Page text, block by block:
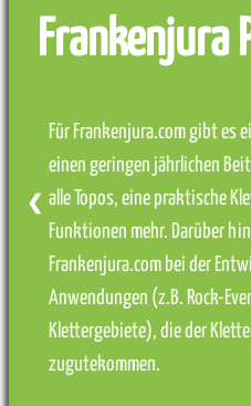
Frankenjura
Für Frankenjura.com gibt es
einen geringen jährlichen
alle Topos, eine praktische
Funktionen mehr. Darüber
Frankenjura.com bei der
Anwendungen (z.B. Rock-
Klettergebiete), die der
zugutekommen.
❮